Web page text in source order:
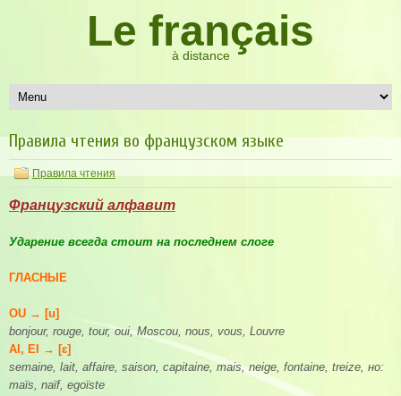
Le français
à distance
Правила чтения во французском языке
Правила чтения
Французский алфавит
Ударение всегда стоит на последнем слоге
ГЛАСНЫЕ
OU → [u]
bonjour, rouge, tour, oui, Moscou, nous, vous, Louvre
AI, EI → [ɛ]
semaine, lait, affaire, saison, capitaine, mais, neige, fontaine, treize, но:
maϊs, naϊf, egoϊste